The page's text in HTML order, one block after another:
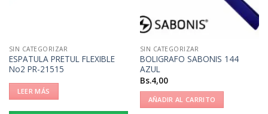
SIN CATEGORIZAR
ESPATULA PRETUL FLEXIBLE
No2 PR-21515
LEER MÁS
SIN CATEGORIZAR
BOLIGRAFO SABONIS 144
AZUL
Bs.4,00
AÑADIR AL CARRITO